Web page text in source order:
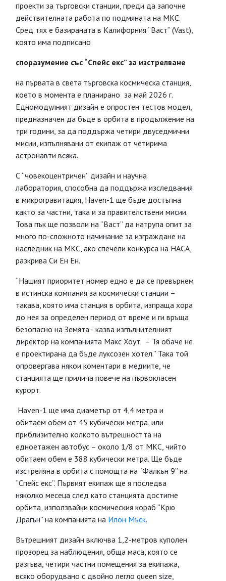
проекти за търговски станции, преди да започне
действителната работа по подмяната на МКС.
Сред тях е базираната в Калифорния “Васт” (Vast),
която има подписано
споразумение със “Спейс екс” за изстрелване
на първата в света търговска космическа станция,
коeто в момента е планиранo за май 2026 г.
Едномодулният дизайн е опростен тестов модел,
предназначен да бъде в орбита в продължение на
три години, за да поддържа четири двуседмични
мисии, изпълнявани от екипаж от четирима
астронавти всяка.
С “човекоцентричен” дизайн и научна
лаборатория, способна да поддържа изследвания
в микрогравитация, Haven-1 ще бъде достъпна
както за частни, така и за правителствени мисии.
Това пък ще позволи на “Васт” да натрупа опит за
много по-сложното начинание за изграждане на
наследник на МКС, ако спечели конкурса на НАСА,
разкрива Си Ен Ен.
“Нашият приоритет номер едно е да се превърнем
в истинска компания за космически станции –
такава, която има станция в орбита, изпраща хора
до нея за определен период от време и ги връща
безопасно на Земята - казва изпълнителният
директор на компанията Макс Хоут. – Тя обаче не
е проектирана да бъде луксозен хотел.” Така той
опровергава някои коментари в медиите, че
станцията ще прилича повече на първокласен
курорт.
Haven-1 ще има диаметър от 4,4 метра и
обитаем обем от 45 кубически метра, или
приблизително колкото вътрешността на
едноетажен автобус – около 1/8 от МКС, чийто
обитаем обем е 388 кубически метра. Ще бъде
изстреляна в орбита с помощта на “Фалкън 9” на
“Спейс екс”. Първият екипаж ще я последва
няколко месеца след като станцията достигне
орбита, използвайки космическия кораб “Крю
Драгън” на компанията на Илон Мъск.
Вътрешният дизайн включва 1,2-метров куполен
прозорец за наблюдения, обща маса, която се
разгъва, четири частни помещения за екипажа,
всяко оборудвано с двойно легло queen size,